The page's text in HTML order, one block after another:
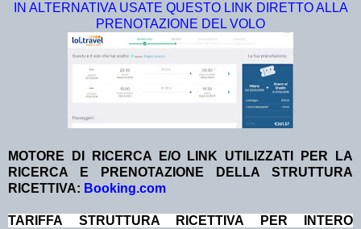
IN ALTERNATIVA USATE QUESTO LINK DIRETTO ALLA
PRENOTAZIONE DEL VOLO
MOTORE DI RICERCA E/O LINK UTILIZZATI PER LA
RICERCA E PRENOTAZIONE DELLA STRUTTURA
RICETTIVA: Booking.com
TA RIFFA STRUTTURA RICETTIVA PER INTERO